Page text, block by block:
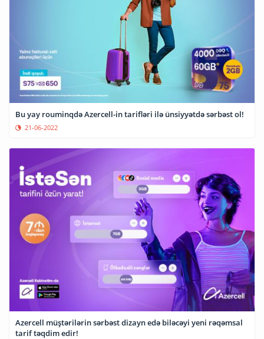
Bu yay rouminqdə Azercell-in tarifləri ilə ünsiyyətdə sərbəst ol!
21-06-2022
Azercell müştərilərin sərbəst dizayn edə biləcəyi yeni rəqəmsal
tarif təqdim edir!